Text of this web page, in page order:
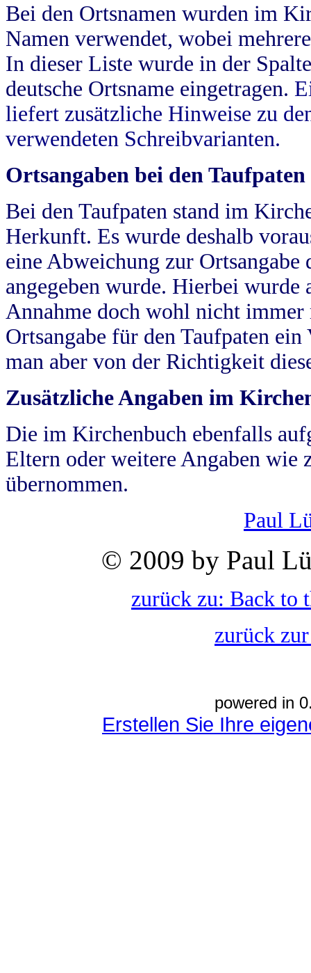
Bei den Ortsnamen wurden im
Namen verwendet, wobei
In dieser Liste wurde in der
deutsche Ortsname eingetragen.
liefert zusätzliche Hinweise zu
verwendeten Schreibvarianten.
Ortsangaben bei den Taufpaten
Bei den Taufpaten stand im
Herkunft. Es wurde deshalb
eine Abweichung zur
angegeben wurde. Hierbei wurde
Annahme doch wohl nicht
Ortsangabe für den Taufpaten
man aber von der Richtigkeit
Zusätzliche Angaben im
Die im Kirchenbuch ebenfalls
Eltern oder weitere Angaben wie
übernommen.
Paul
© 2009 by Paul
zurück zu: Back to
zurück
powered in
Erstellen Sie Ihre